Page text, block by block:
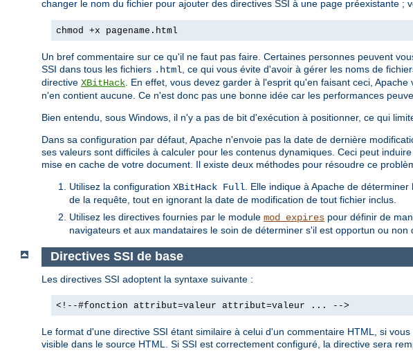
changer le nom du fichier pour ajouter des directives SSI à une page préexistante
chmod +x pagename.html
Un bref commentaire sur ce qu'il ne faut pas faire. Certaines personnes peuvent
SSI dans tous les fichiers .html, ce qui vous évite d'avoir à gérer les noms de
directive XBitHack. En effet, vous devez garder à l'esprit qu'en faisant ceci,
n'en contient aucune. Ce n'est donc pas une bonne idée car les performances
Bien entendu, sous Windows, il n'y a pas de bit d'exécution à positionner, ce qui
Dans sa configuration par défaut, Apache n'envoie pas la date de dernière
ses valeurs sont difficiles à calculer pour les contenus dynamiques. Ceci peut
mise en cache de votre document. Il existe deux méthodes pour résoudre ce
Utilisez la configuration XBitHack Full. Elle indique à Apache de
de la requête, tout en ignorant la date de modification de tout fichier inclus.
Utilisez les directives fournies par le module mod_expires pour définir de
navigateurs et aux mandataires le soin de déterminer s'il est opportun ou non
Directives SSI de base
Les directives SSI adoptent la syntaxe suivante :
<!--#fonction attribut=valeur attribut=valeur ... -->
Le format d'une directive SSI étant similaire à celui d'un commentaire HTML, si
visible dans le source HTML. Si SSI est correctement configuré, la directive sera